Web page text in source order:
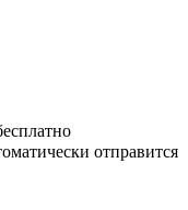
отправится